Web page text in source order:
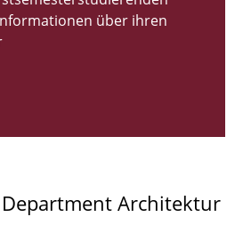
über ihren
Architektur